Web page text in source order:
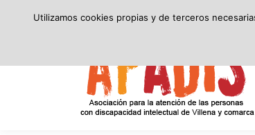
Utilizamos cookies propias y de terceros